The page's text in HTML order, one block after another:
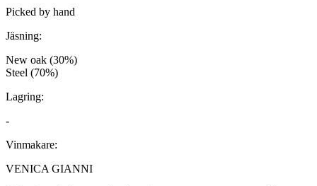
Picked by hand
Jäsning:
New oak (30%)
Steel (70%)
Lagring:
-
Vinmakare:
VENICA GIANNI